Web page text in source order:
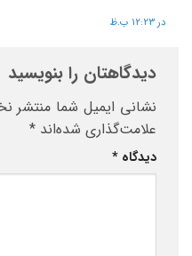
در 12:23 ب.ظ
دیدگاهتان را بنویسید
نشانی ایمیل شما منتشر
علامت‌گذاری شده‌اند *
دیدگاه *